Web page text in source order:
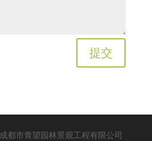
提交
都市青望园林景观工程有限公司